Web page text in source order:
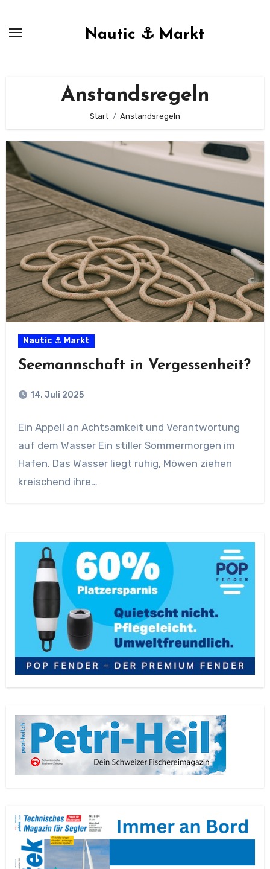
Nautic ⚓ Markt
Anstandsregeln
Start Anstandsregeln
Nautic ⚓ Markt
Seemannschaft in Vergessenheit?
14. Juli 2025
Ein Appell an Achtsamkeit und Verantwortung
auf dem Wasser Ein stiller Sommermorgen im
Hafen. Das Wasser liegt ruhig, Möwen ziehen
kreischend ihre…